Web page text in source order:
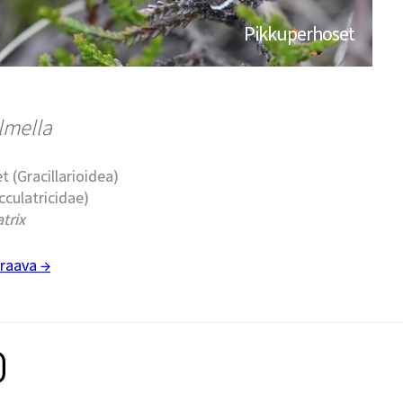
Pikkuperhoset
(Gracillarioidea)
→